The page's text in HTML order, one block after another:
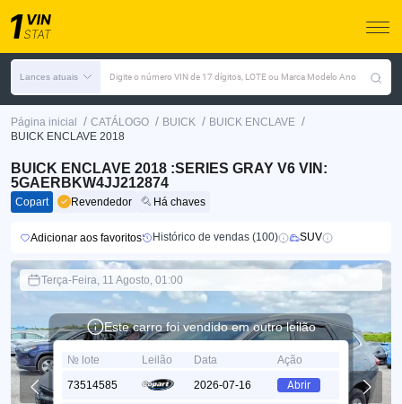
Lances atuais Digite o número VIN de 17 dígitos, LOTE ou Marca Modelo Ano
Página inicial / CATÁLOGO / BUICK / BUICK ENCLAVE /
BUICK ENCLAVE 2018
BUICK ENCLAVE 2018 :SERIES GRAY V6 VIN:
5GAERBKW4JJ212874
Copart Revendedor Há chaves
Adicionar aos favoritos Histórico de vendas (100) SUV
Terça-Feira, 11 Agosto, 01:00
Este carro foi vendido em outro leilão
№ lote Leilão Data
Ação
73514585
2026-07-16 Abrir